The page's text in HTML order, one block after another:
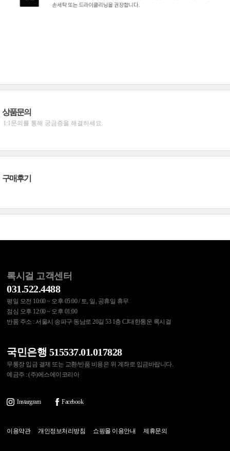
상품문의
1:1문의를 통해 궁금증을 해결하세요.
구매후기
록시걸 고객센터
031.522.4488
평일 오전 10:00 ~ 오후 05:00 / 토, 일, 공휴일 휴무
점심 오후 12:00 ~ 오후 01:00
반품 주소 : 서울시 송파구 동남로 20길 53 1층 CJ대한통운 록시걸
국민은행 515537.01.017828
무통장 입금 결제 또는 교환/반품 비용은 위 계좌로 입금바랍니다.
예금주 : (주)에스에이코리아
Instargram Facebook
이용약관 개인정보처리방침 쇼핑몰 이용안내 제휴문의